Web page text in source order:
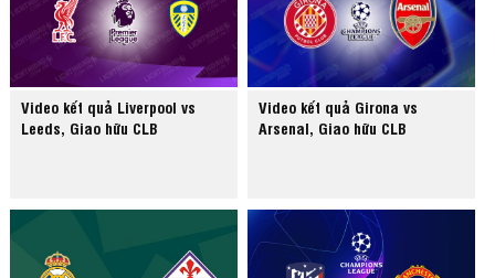
Video kết quả Liverpool vs
Leeds, Giao hữu CLB
Video kết quả Girona vs
Arsenal, Giao hữu CLB